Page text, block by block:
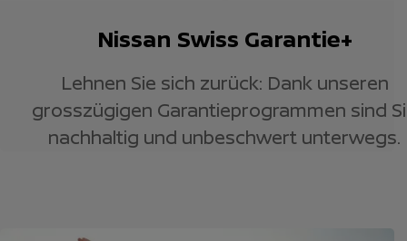
Nissan Swiss Garantie+
Lehnen Sie sich zurück: Dank unseren
grosszügigen Garantieprogrammen sind
nachhaltig und unbeschwert unterwegs.